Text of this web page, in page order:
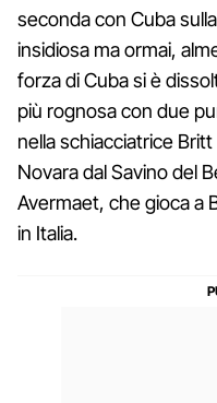
seconda con Cuba
insidiosa ma ormai,
forza di Cuba si è
più rognosa con due
nella schiacciatrice
Novara dal Savino del
Avermaet, che gioca a
in Italia.